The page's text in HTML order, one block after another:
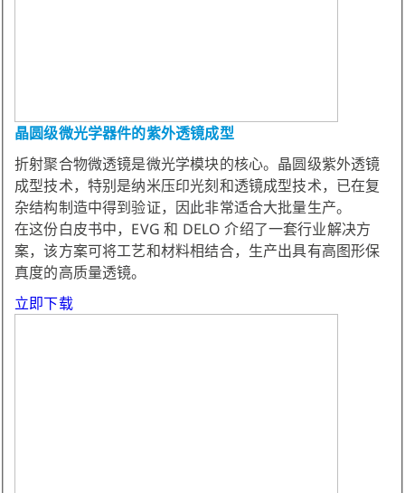
晶圆级微光学器件的紫外透镜成型
折射聚合物微透镜是微光学模块的核心。晶圆级紫外透镜
成型技术，特别是纳米压印光刻和透镜成型技术，已在复
杂结构制造中得到验证，因此非常适合大批量生产。
在这份白皮书中，EVG 和 DELO 介绍了一套行业解决方
案，该方案可将工艺和材料相结合，生产出具有高图形保
真度的高质量透镜。
立即下载